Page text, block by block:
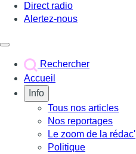
Direct radio
Alertez-nous
Rechercher
Accueil
Info
Tous nos articles
Nos reportages
Le zoom de la rédac'
Politique